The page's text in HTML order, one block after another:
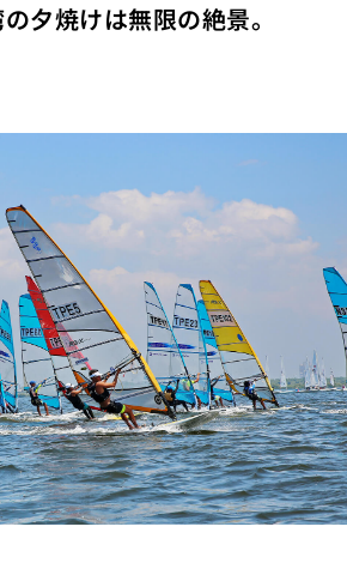
夕焼けは無限の絶景。